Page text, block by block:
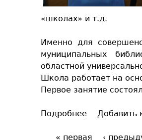
1
2
о
д
а
в
1
«школах» и т.д.
Именно для
муниципальных
областной
Школа работает на
Первое занятие
Подробнее
б
Добавить
« первая ‹